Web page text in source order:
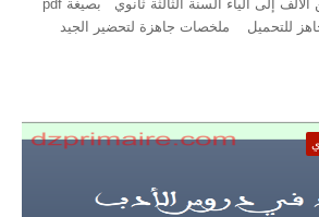
ملخص الدوال الأسية من الألف إلى الياء السنة الثالثة ثانوي بصيغة pdf
للتحميل ملخصات جاهزة لتحضير الجيد